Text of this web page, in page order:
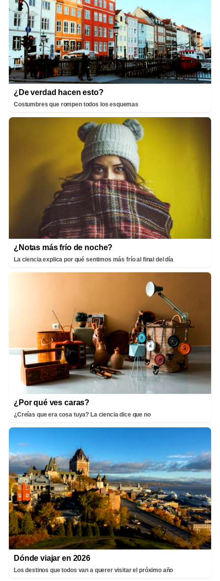
¿De verdad hacen esto?
Costumbres que rompen todos los esquemas
¿Notas más frío de noche?
La ciencia explica por qué sentimos más frío al final del día
¿Por qué ves caras?
¿Creías que era cosa tuya? La ciencia dice que no
Dónde viajar en 2026
Los destinos que todos van a querer visitar el próximo año